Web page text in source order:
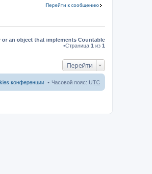
Перейти к сообщению
or an object that implements Countable
•Страница 1 из 1
Перейти
Часовой пояс: UTC
конференции